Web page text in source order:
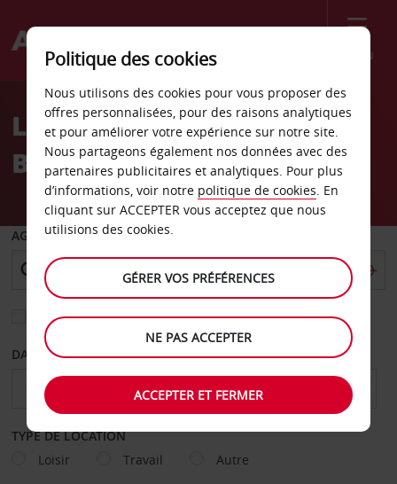
Menu
Welcome
AvisLocation de voiture
Botswana
AGENCE DE DÉPART
Sélectionnez une autre agence de retour
DATE DE DÉPART DATE DE RETOUR
TYPE DE LOCATION
Loisir
Travail Autre
Politique des cookies
Nous utilisons des cookies pour vous proposer des
offres personnalisées, pour des raisons analytiques
et pour améliorer votre expérience sur notre site.
Nous partageons également nos données avec des
partenaires publicitaires et analytiques. Pour plus
d’informations, voir notre politique de cookies. En
cliquant sur ACCEPTER vous acceptez que nous
utilisions des cookies.
GÉRER VOS PRÉFÉRENCES
NE PAS ACCEPTER
ACCEPTER ET FERMER